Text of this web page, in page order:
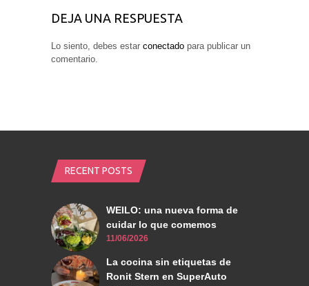
DEJA UNA RESPUESTA
Lo siento, debes estar conectado para publicar un
comentario.
RECENT POSTS
WEILO: una nueva forma de
cuidar lo que comemos
11/06/2026
La cocina sin etiquetas de
Ronit Stern en SuperAuto